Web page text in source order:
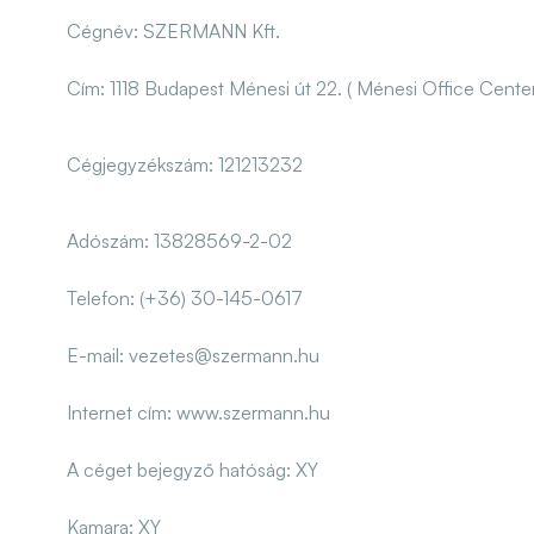
Cégnév: SZERMANN Kft.
Cím: 1118 Budapest Ménesi út 22. ( Ménesi Office
Cégjegyzékszám: 121213232
Adószám: 13828569-2-02
Telefon: (+36) 30-145-0617
E-mail: vezetes@szermann.hu
Internet cím: www.szermann.hu
A céget bejegyző hatóság: XY
Kamara: XY